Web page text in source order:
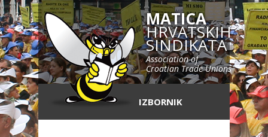
MATICA
HRVATSKIH
SINDIKATA
Association of
Croatian Trade Unions
IZBORNIK